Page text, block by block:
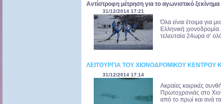
Αντίστροφη μέτρηση για το αγωνιστικό
31/12/2014 17:21
Όλα είναι έτοιμα για
Ελληνική
τελευταία 24ωρα σ’
ΛΕΙΤΟΥΡΓΙΑ ΤΟΥ ΧΙΟΝΟΔΡΟΜΙΚΟΥ
31/12/2014 17:14
Ακραίες καιρικές
Πρωτοχρονιάς στο
από το πρωί και ανά